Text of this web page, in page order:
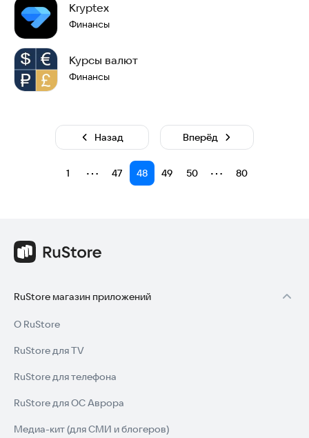
Kryptex
Финансы
Курсы валют
Финансы
Назад
1 ⋯ 47 48 49 50 ⋯ 80
Вперёд
RuStore магазин приложений
О RuStore
RuStore для TV
RuStore для телефона
RuStore для ОС Аврора
Медиа-кит (для СМИ и блогеров)